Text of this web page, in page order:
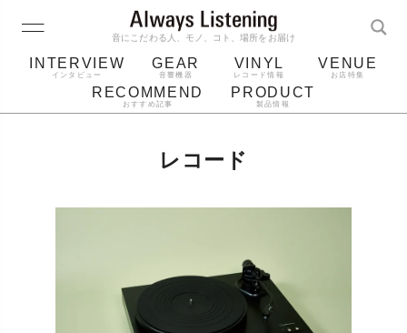
音にこだわる人、モノ、コト、場所をお届け
INTERVIEW
インタビュー
GEAR
音響機器
VINYL
レコード情報
VENUE
お店特集
RECOMMEND
おすすめ記事
PRODUCT
製品情報
bluetooth
レコード